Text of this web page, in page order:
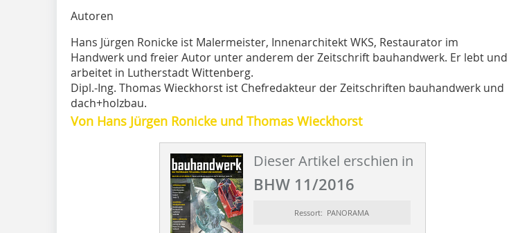
Autoren
Hans Jürgen Ronicke ist Malermeister, Innenarchitekt WKS, Restaurator im
Handwerk und freier Autor unter anderem der Zeitschrift bauhandwerk. Er lebt und
arbeitet in Lutherstadt Wittenberg.
Dipl.-Ing. Thomas Wieckhorst ist Chefredakteur der Zeitschriften bauhandwerk und
dach+holzbau.
Von Hans Jürgen Ronicke und Thomas Wieckhorst
Dieser Artikel erschien in
BHW 11/2016
Ressort: PANORAMA